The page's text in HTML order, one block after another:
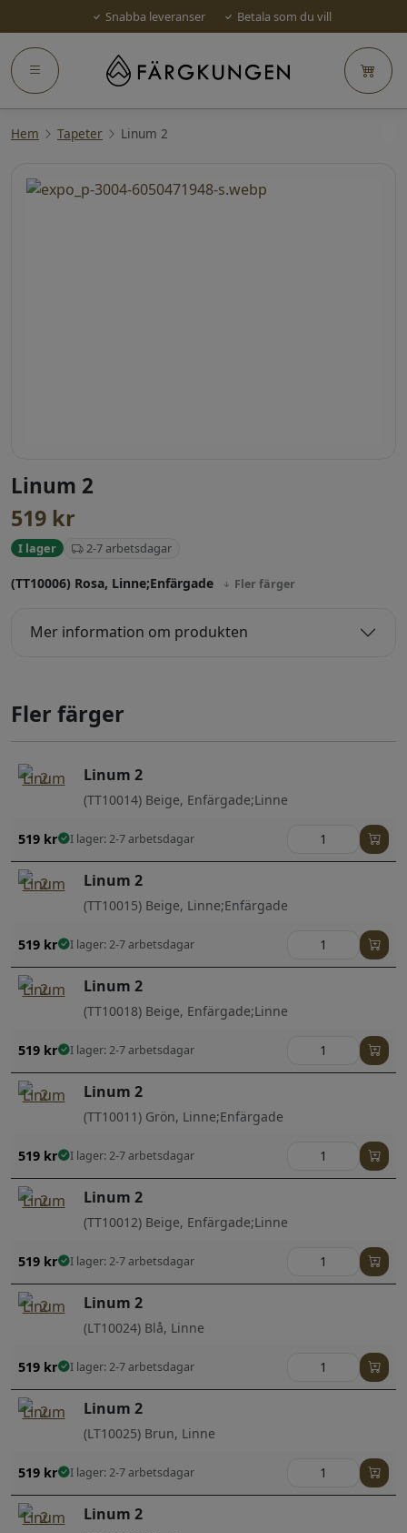
Snabba leveranser Betala som du vill
Hem Tapeter Linum 2
Linum 2
519 kr
I lager 2-7 arbetsdagar
(TT10006) Rosa, Linne;Enfärgade Fler färger
Mer information om produkten
Fler färger
Linum 2
(TT10014) Beige, Enfärgade;Linne
519 kr I lager: 2-7 arbetsdagar
Linum 2
(TT10015) Beige, Linne;Enfärgade
519 kr I lager: 2-7 arbetsdagar
Linum 2
(TT10018) Beige, Enfärgade;Linne
519 kr I lager: 2-7 arbetsdagar
Linum 2
(TT10011) Grön, Linne;Enfärgade
519 kr I lager: 2-7 arbetsdagar
Linum 2
(TT10012) Beige, Enfärgade;Linne
519 kr I lager: 2-7 arbetsdagar
Linum 2
(LT10024) Blå, Linne
519 kr I lager: 2-7 arbetsdagar
Linum 2
(LT10025) Brun, Linne
519 kr I lager: 2-7 arbetsdagar
Linum 2